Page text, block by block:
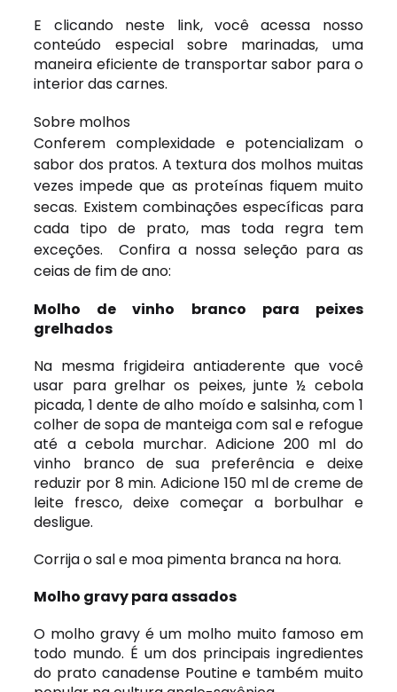
E clicando neste link, você acessa nosso
conteúdo especial sobre marinadas, uma
maneira eficiente de transportar sabor para o
interior das carnes.
Sobre molhos
Conferem complexidade e potencializam o
sabor dos pratos. A textura dos molhos muitas
vezes impede que as proteínas fiquem muito
secas. Existem combinações específicas para
cada tipo de prato, mas toda regra tem
exceções. Confira a nossa seleção para as
ceias de fim de ano:
Molho de vinho branco para peixes
grelhados
Na mesma frigideira antiaderente que você
usar para grelhar os peixes, junte ½ cebola
picada, 1 dente de alho moído e salsinha, com 1
colher de sopa de manteiga com sal e refogue
até a cebola murchar. Adicione 200 ml do
vinho branco de sua preferência e deixe
reduzir por 8 min. Adicione 150 ml de creme de
leite fresco, deixe começar a borbulhar e
desligue.
Corrija o sal e moa pimenta branca na hora.
Molho gravy para assados
O molho gravy é um molho muito famoso em
todo mundo. É um dos principais ingredientes
do prato canadense Poutine e também muito